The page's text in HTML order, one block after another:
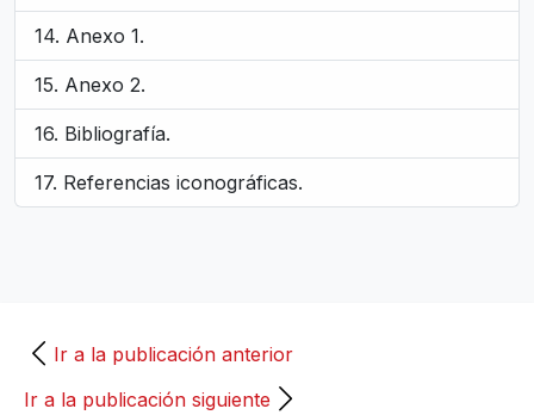
Anexo 1.
Anexo 2.
Bibliografía.
Referencias iconográficas.
Ir a la publicación anterior
Ir a la publicación siguiente